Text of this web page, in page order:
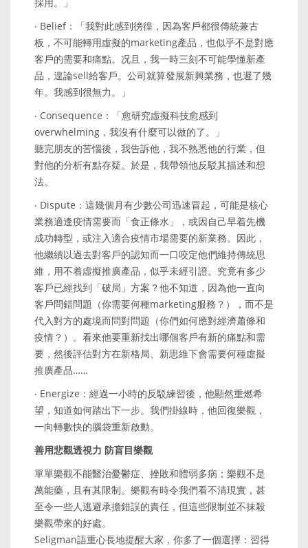
‧ Belief：「我對此感到徬徨，因為客戶都很傳統兼古
板，不可能轉用虛擬的marketing產品，也似乎不是對應
客戶的需要和痛點。况且，我一時三刻不可能學懂新產
品，遑論sell給客戶。公司就算發展新興業務，也遲了幾
年。我感到很無力。」
‧ Consequence：「愈研究虛擬科技愈感到
overwhelming，我沒有什麼可以做的了。」
聽完朋友的苦惱後，我告訴他，我不熟悉他的行業，但
對他的分析有點存疑。於是，我帶領他反駁其描述和想
法。
‧ Dispute：這幾個月有少數公司迅速冒起，可能是核心
業務適逢疫情需要而「食正條水」，或因自己早着先機
成功轉型，或注入適合疫情市場需要的新業務。因此，
他繼續以過去對客戶的認知而一口咬定他們維持傳統思
維，用不着虛擬推廣產品，似乎未經引證。究竟有多少
客戶已經找到「破局」方案？他不知道，因為他一直向
客戶問錯問題（你需要何種marketing服務？），而不是
代入對方的處境而問對問題（你們如何應對經濟蕭條和
疫情？）。看來他要重新找出哪個客戶有新的痛點和需
要，然後評估對方在新格局、新思維下會需要何種虛擬
推廣產品……
‧ Energize：經過一小時的反駁練習後，他顯然重燃希
望，知道如何踏出下一步。我們掛線時，他回復樂觀，
一向轉數快的腦袋重新啟動。
善用悲觀透視力 防盲目樂觀
單單樂觀不能醫治憂鬱症、挫敗和體弱多病；樂觀不是
萬能藥，且有其限制。樂觀有時令我們看不清現實，甚
至令一些人逃避承擔錯誤的責任，但這些限制並不抹殺
樂觀帶來的好處。
Seligman語重心長地提醒大家，你多了一個選擇：習得